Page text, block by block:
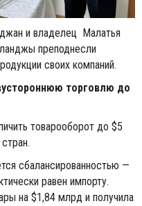
и владелец Малатья
преподнесли
своих компаний.
торговлю до
товарооборот до $5
сбалансированностью —
равен импорту.
на $1,84 млрд и получила